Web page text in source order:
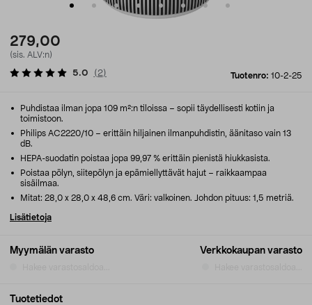
279,00
(sis. ALV:n)
Tuotenro: 10-2-25
5.0 ( 2)
Myymälän varasto Verkkokaupan varasto
Puhdistaa ilman jopa 109 m²:n tiloissa – sopii täydellisesti kotiin ja
toimistoon.
Philips AC2220/10 – erittäin hiljainen ilmanpuhdistin, äänitaso vain 13
dB.
HEPA-suodatin poistaa jopa 99,97 % erittäin pienistä hiukkasista.
Poistaa pölyn, siitepölyn ja epämiellyttävät hajut – raikkaampaa
sisäilmaa.
Mitat: 28,0 x 28,0 x 48,6 cm. Väri: valkoinen. Johdon pituus: 1,5 metriä.
Lisätietoja
Tuotetiedot